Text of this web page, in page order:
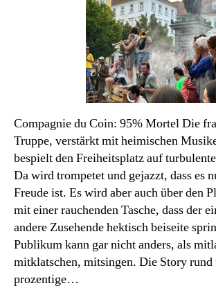
Compagnie du Coin: 95% Mortel Die
Truppe, verstärkt mit heimischen
bespielt den Freiheitsplatz auf
Da wird trompetet und gejazzt, dass es
Freude ist. Es wird aber auch über den
mit einer rauchenden Tasche, dass der
andere Zusehende hektisch beiseite
Publikum kann gar nicht anders, als
mitklatschen, mitsingen. Die Story rund
prozentige…